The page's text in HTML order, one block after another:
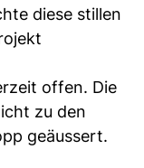
diese stillen
offen. Die
zu den
geäussert.